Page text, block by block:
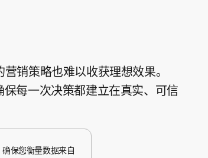
销策略也难以收获理想效果。
每一次决策都建立在真实、可信
保您衡量数据来自